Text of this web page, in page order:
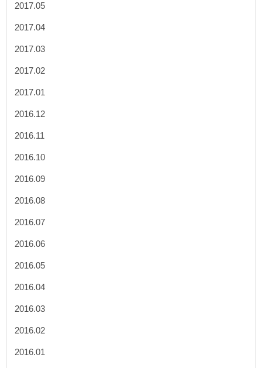
2017.05
2017.04
2017.03
2017.02
2017.01
2016.12
2016.11
2016.10
2016.09
2016.08
2016.07
2016.06
2016.05
2016.04
2016.03
2016.02
2016.01